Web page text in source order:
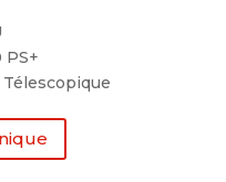
PS+
Télescopique